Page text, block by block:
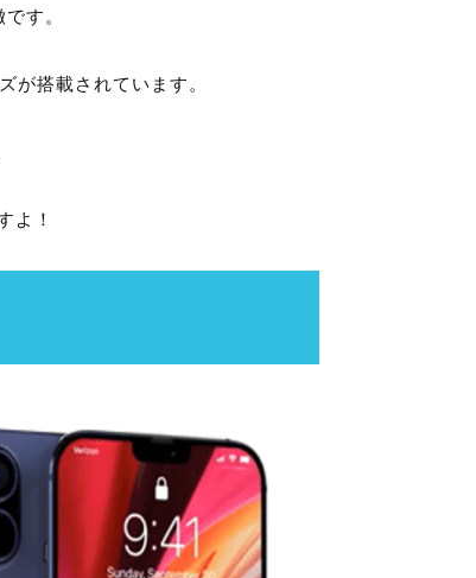
す。
搭載されています。
よ！